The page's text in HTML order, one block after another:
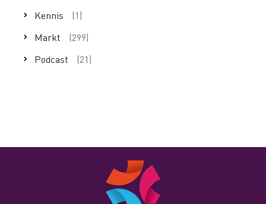
Kennis
(1)
Markt
(299)
Podcast
(21)